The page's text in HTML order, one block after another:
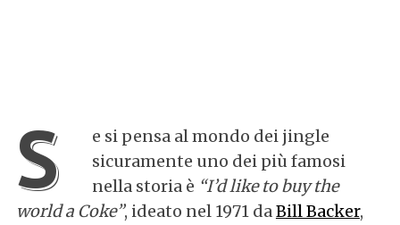
S
e si pensa al mondo dei jingle
sicuramente uno dei più famosi
nella storia è “I’d like to buy the
world a Coke”, ideato nel 1971 daBill Backer,